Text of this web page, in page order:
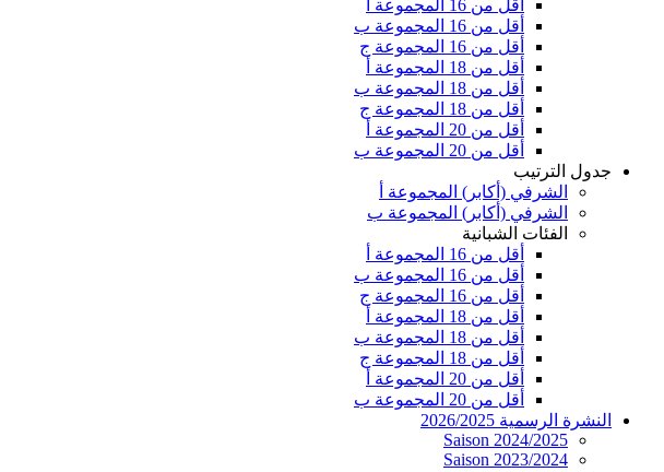
أقل من 16 المجموعة أ
أقل من 16 المجموعة ب
أقل من 16 المجموعة ج
أقل من 18 المجموعة أ
أقل من 18 المجموعة ب
أقل من 18 المجموعة ج
أقل من 20 المجموعة أ
أقل من 20 المجموعة ب
جدول الترتيب
الشرفي (أكابر) المجموعة أ
الشرفي (أكابر) المجموعة ب
الفئات الشبانية
أقل من 16 المجموعة أ
أقل من 16 المجموعة ب
أقل من 16 المجموعة ج
أقل من 18 المجموعة أ
أقل من 18 المجموعة ب
أقل من 18 المجموعة ج
أقل من 20 المجموعة أ
أقل من 20 المجموعة ب
النشرة الرسمية 2026/2025
Saison 2024/2025
Saison 2023/2024